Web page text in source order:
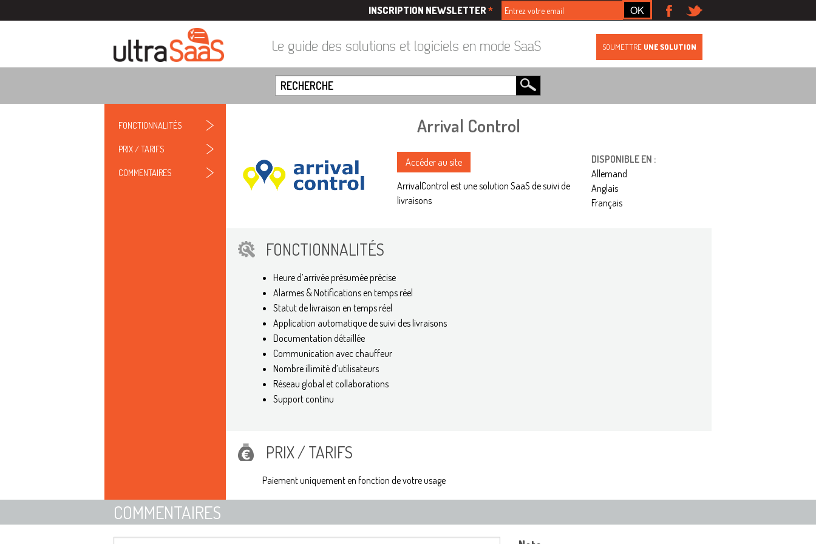
INSCRIPTION NEWSLETTER*
Le guide des solutions et logiciels en mode SaaS SOUMETTRE UNE SOLUTION
FONCTIONNALITÉS
PRIX / TARIFS
COMMENTAIRES
Arrival Control
Accéder au site
ArrivalControl est une solution SaaS de suivi de
livraisons
DISPONIBLE EN :
Allemand
Anglais
Français
FONCTIONNALITÉS
Heure d’arrivée présumée précise
Alarmes & Notifications en temps réel
Statut de livraison en temps réel
Application automatique de suivi des livraisons
Documentation détaillée
Communication avec chauffeur
Nombre illimité d’utilisateurs
Réseau global et collaborations
Support continu
PRIX / TARIFS
Paiement uniquement en fonction de votre usage
COMMENTAIRES